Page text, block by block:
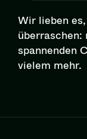
Wir lieben
spannenden
vielem mehr.